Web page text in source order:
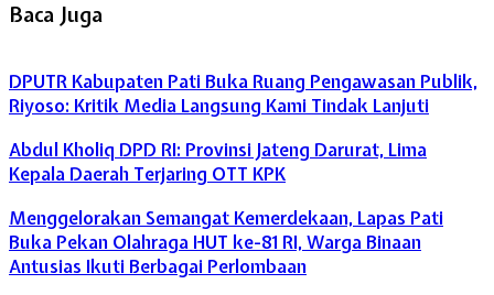
Baca Juga
DPUTR Kabupaten Pati Buka Ruang Pengawasan Publik,
Riyoso: Kritik Media Langsung Kami Tindak Lanjuti
Abdul Kholiq DPD RI: Provinsi Jateng Darurat, Lima
Kepala Daerah Terjaring OTT KPK
Menggelorakan Semangat Kemerdekaan, Lapas Pati
Buka Pekan Olahraga HUT ke-81 RI, Warga Binaan
Antusias Ikuti Berbagai Perlombaan